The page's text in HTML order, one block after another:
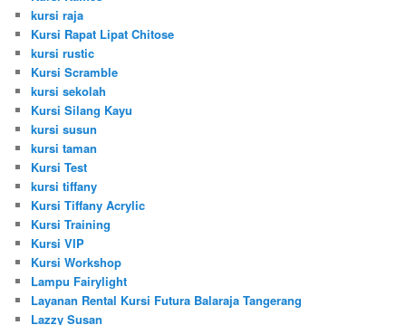
kursi raja
Kursi Rapat Lipat Chitose
kursi rustic
Kursi Scramble
kursi sekolah
Kursi Silang Kayu
kursi susun
kursi taman
Kursi Test
kursi tiffany
Kursi Tiffany Acrylic
Kursi Training
Kursi VIP
Kursi Workshop
Lampu Fairylight
Layanan Rental Kursi Futura Balaraja Tangerang
Lazzy Susan